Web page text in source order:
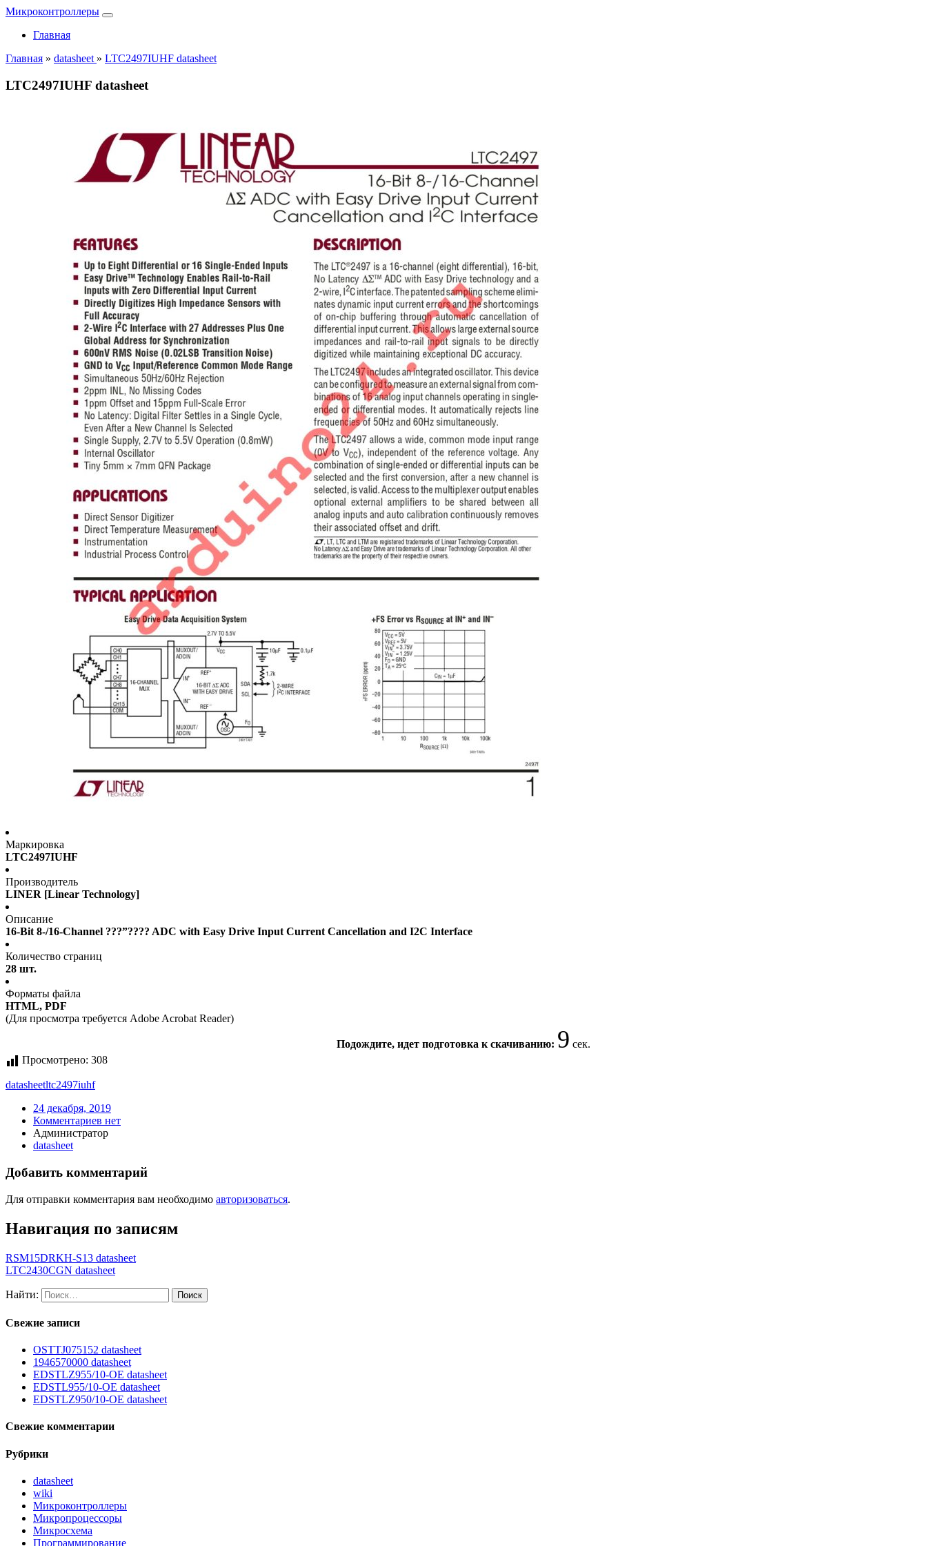
Микроконтроллеры
Главная
Главная » datasheet » LTC2497IUHF datasheet
LTC2497IUHF datasheet
Маркировка
LTC2497IUHF
Производитель
LINER [Linear Technology]
Описание
16-Bit 8-/16-Channel ???”???? ADC with Easy Drive Input Current Cancellation and I2C Interface
Количество страниц
28 шт.
Форматы файла
HTML, PDF
(Для просмотра требуется Adobe Acrobat Reader)
Подождите, идет подготовка к скачиванию: 9 сек.
Просмотрено: 308
datasheetltc2497iuhf
24 декабря, 2019
Комментариев нет
Администратор
datasheet
Добавить комментарий
Для отправки комментария вам необходимо авторизоваться.
Навигация по записям
RSM15DRKH-S13 datasheet
LTC2430CGN datasheet
Найти:
Свежие записи
OSTTJ075152 datasheet
1946570000 datasheet
EDSTLZ955/10-OE datasheet
EDSTL955/10-OE datasheet
EDSTLZ950/10-OE datasheet
Свежие комментарии
Рубрики
datasheet
wiki
Микроконтроллеры
Микропроцессоры
Микросхема
Программирование